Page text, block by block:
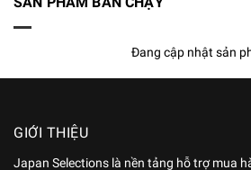
Đang cập nhật sản
GIỚI THIỆU
Japan Selections là nền tảng hỗ trợ mua